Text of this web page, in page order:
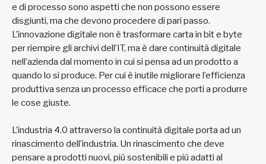
e di processo sono aspetti che non possono essere
disgiunti, ma che devono procedere di pari passo.
L’innovazione digitale non è trasformare carta in bit e byte
per riempire gli archivi dell’IT, ma è dare continuità digitale
nell’azienda dal momento in cui si pensa ad un prodotto a
quando lo si produce. Per cui è inutile migliorare l’efficienza
produttiva senza un processo efficace che porti a produrre
le cose giuste.
L’industria 4.0 attraverso la continuità digitale porta ad un
rinascimento dell’industria. Un rinascimento che deve
pensare a prodotti nuovi, più sostenibili e più adatti al